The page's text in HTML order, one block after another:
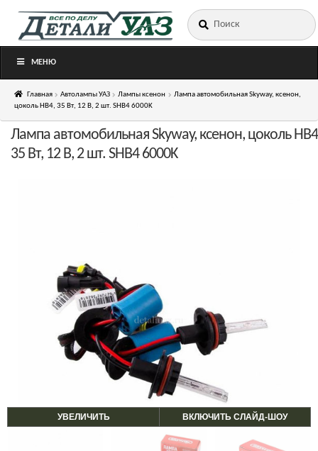
Перейти
Перейти
Искать:
МЕНЮ
Главная Автолампы УАЗ Лампы ксенон
Лампа автомобильная Skyway, ксенон,
цоколь HB4, 35 Вт, 12 В, 2 шт. SHB4 6000K
УВЕЛИЧИТЬ ВКЛЮЧИТЬ СЛАЙД-ШОУ
Лампа автомобильная Skyway, ксенон, цоколь
35 Вт, 12 В, 2 шт. SHB4 6000K